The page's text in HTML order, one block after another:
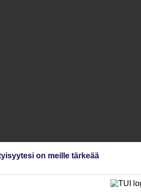
on meille tärkeää